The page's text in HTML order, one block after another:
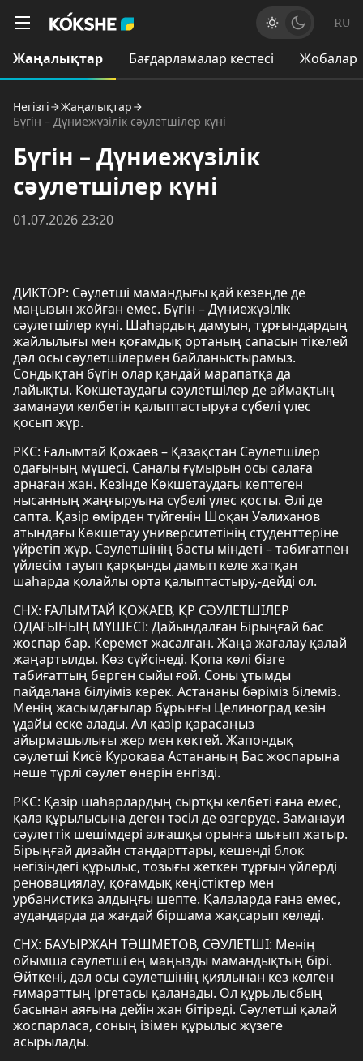
RU
Жаңалықтар Бағдарламалар кестесі Жобалар
Негізгі
Жаңалықтар
Бүгін – Дүниежүзілік сәулетшілер күні
Бүгін – Дүниежүзілік
сәулетшілер күні
01.07.2026 23:20
ДИКТОР: Сәулетші мамандығы қай кезеңде де
маңызын жойған емес. Бүгін – Дүниежүзілік
сәулетшілер күні. Шаһардың дамуын, тұрғындардың
жайлылығы мен қоғамдық ортаның сапасын тікелей
дәл осы сәулетшілермен байланыстырамыз.
Сондықтан бүгін олар қандай марапатқа да
лайықты. Көкшетаудағы сәулетшілер де аймақтың
заманауи келбетін қалыптастыруға сүбелі үлес
қосып жүр.
РКС: Ғалымтай Қожаев – Қазақстан Сәулетшілер
одағының мүшесі. Саналы ғұмырын осы салаға
арнаған жан. Кезінде Көкшетаудағы көптеген
нысанның жаңғыруына сүбелі үлес қосты. Әлі де
сапта. Қазір өмірден түйгенін Шоқан Уәлиханов
атындағы Көкшетау университетінің студенттеріне
үйретіп жүр. Сәулетшінің басты міндеті – табиғатпен
үйлесім тауып қарқынды дамып келе жатқан
шаһарда қолайлы орта қалыптастыру,-дейді ол.
СНХ: ҒАЛЫМТАЙ ҚОЖАЕВ, ҚР СӘУЛЕТШІЛЕР
ОДАҒЫНЫҢ МҮШЕСІ: Дайындалған Бірыңғай бас
жоспар бар. Керемет жасалған. Жаңа жағалау қалай
жаңартылды. Көз сүйсінеді. Қопа көлі бізге
табиғаттың берген сыйы ғой. Соны ұтымды
пайдалана білуіміз керек. Астананы бәріміз білеміз.
Менің жасымдағылар бұрынғы Целиноград кезін
ұдайы еске алады. Ал қазір қарасаңыз
айырмашылығы жер мен көктей. Жапондық
сәулетші Кисё Курокава Астананың Бас жоспарына
неше түрлі сәулет өнерін енгізді.
РКС: Қазір шаһарлардың сыртқы келбеті ғана емес,
қала құрылысына деген тәсіл де өзгеруде. Заманауи
сәулеттік шешімдері алғашқы орынға шығып жатыр.
Бірыңғай дизайн стандарттары, кешенді блок
негізіндегі құрылыс, тозығы жеткен тұрғын үйлерді
реновациялау, қоғамдық кеңістіктер мен
урбанистика алдыңғы шепте. Қалаларда ғана емес,
аудандарда да жағдай біршама жақсарып келеді.
СНХ: БАУЫРЖАН ТӘШМЕТОВ, СӘУЛЕТШІ: Менің
ойымша сәулетші ең маңызды мамандықтың бірі.
Өйткені, дәл осы сәулетшінің қиялынан кез келген
ғимараттың іргетасы қаланады. Ол құрылысбың
басынан аяғына дейін жан бітіреді. Сәулетші қалай
жоспарласа, соның ізімен құрылыс жүзеге
асырылады.